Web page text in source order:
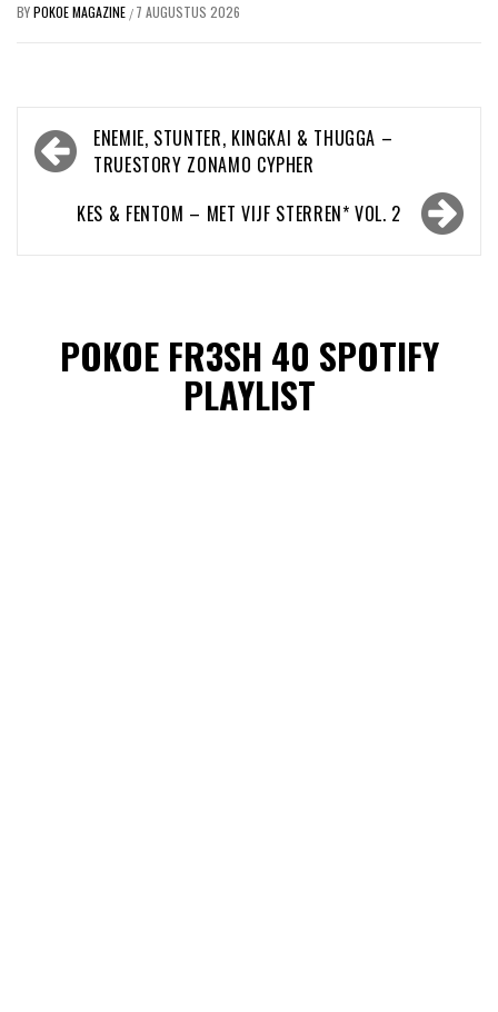
BYPOKOE MAGAZINE / 7 AUGUSTUS 2026
Bericht
navigatie
ENEMIE, STUNTER, KINGKAI & THUGGA –
TRUESTORY ZONAMO CYPHER
KES & FENTOM – MET VIJF STERREN* VOL. 2
POKOE FR3SH 40 SPOTIFY
PLAYLIST